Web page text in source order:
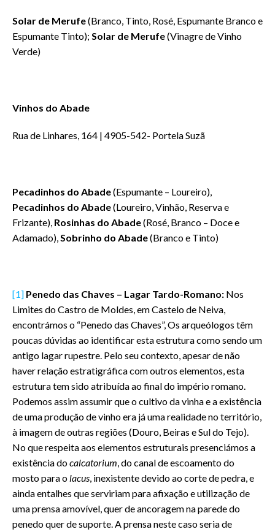
Solar de Merufe(Branco, Tinto, Rosé, Espumante Branco e
Espumante Tinto); Solar de Merufe(Vinagre de Vinho
Verde)
Vinhos do Abade
Rua de Linhares, 164 | 4905-542- Portela Suzã
Pecadinhos do Abade(Espumante – Loureiro),
Pecadinhos do Abade(Loureiro, Vinhão, Reserva e
Frizante), Rosinhas do Abade(Rosé, Branco – Doce e
Adamado),Sobrinho do Abade(Branco e Tinto)
[1] Penedo das Chaves – Lagar Tardo-Romano: Nos
Limites do Castro de Moldes, em Castelo de Neiva,
encontrámos o “Penedo das Chaves”, Os arqueólogos têm
poucas dúvidas ao identificar esta estrutura como sendo um
antigo lagar rupestre. Pelo seu contexto, apesar de não
haver relação estratigráfica com outros elementos, esta
estrutura tem sido atribuída ao final do império romano.
Podemos assim assumir que o cultivo da vinha e a existência
de uma produção de vinho era já uma realidade no território,
à imagem de outras regiões (Douro, Beiras e Sul do Tejo).
No que respeita aos elementos estruturais presenciámos a
existência docalcatorium , do canal de escoamento do
mosto para o lacus , inexistente devido ao corte de pedra, e
ainda entalhes que serviriam para afixação e utilização de
uma prensa amovível, quer de ancoragem na parede do
penedo quer de suporte. A prensa neste caso seria de